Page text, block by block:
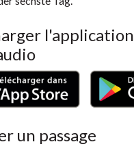
l'application
un passage